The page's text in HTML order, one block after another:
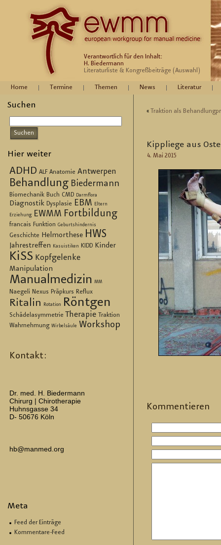
Verantwortlich für den Inhalt:
H. Biedermann
Literaturliste & Kongreßbeiträge (Auswahl)
Home Termine Themen News Literatur
Suchen
Hier weiter
ADHD ALF Anatomie Antwerpen
Behandlung Biedermann
Biomechanik Buch CMD Darmflora
Diagnostik Dysplasie EBM Eltern
Erziehung EWMM Fortbildung
francais Funktion Geburtshindernis
Geschichte Helmorthese HWS
Jahrestreffen Kasuistiken KIDD Kinder
KiSS Kopfgelenke
Manipulation
Manualmedizin MM
Naegeli Nexus Präpkurs Reflux
Ritalin Rotation Röntgen
Schädelasymmetrie Therapie Traktion
Wahrnehmung Wirbelsäule Workshop
Kontakt:
Dr. med. H. Biedermann
Chirurg | Chirotherapie
Huhnsgasse 34
D- 50676 Köln
hb@manmed.org
Meta
Feed der Einträge
Kommentare-Feed
« Trak­ti­on als
Kipp­lie­ge aus
4. Mai 2015
Kom­men­tie­ren